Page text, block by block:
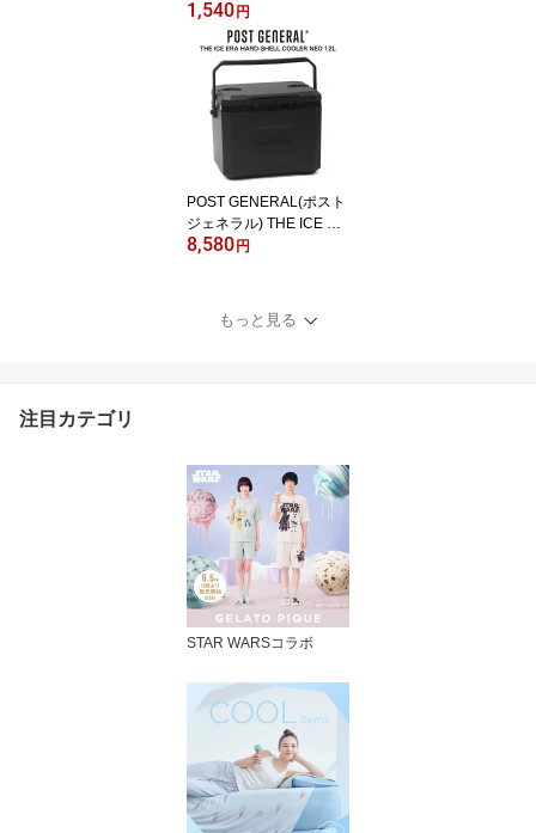
NG Lサイズ 保冷剤 ハー
ドタイプ 繰り返し使用可
連泊キャンプ 長時間保冷
スポーツ 食料品 レジャ
ー 中-大型クーラーボッ
クス用 プチギフト プレ
ゼント セレクト雑貨ムー
1,540 円
POST GENERAL(ポスト
ジェネラル) THE ICE ER
A HARD-SHELL COOLE
ネオ 12L 982570023 ク
ーラーボックス キャンプ
8,580 円
もっと見る
注目カテゴリ
STAR WARSコラボ